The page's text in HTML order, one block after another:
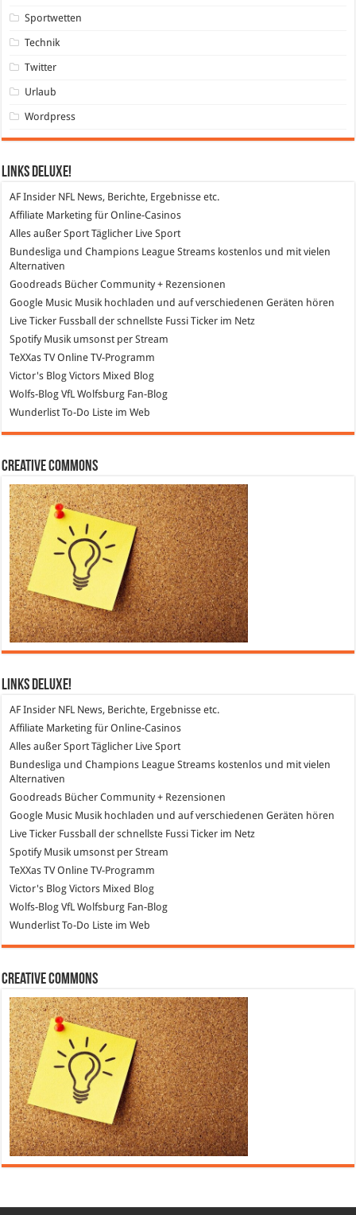
Sportwetten
Technik
Twitter
Urlaub
Wordpress
Links DeLuXe!
AF Insider NFL News, Berichte, Ergebnisse etc.
Affiliate Marketing für Online-Casinos
Alles außer Sport Täglicher Live Sport
Bundesliga und Champions League Streams kostenlos und mit vielen
Alternativen
Goodreads Bücher Community + Rezensionen
Google Music Musik hochladen und auf verschiedenen Geräten hören
Live Ticker Fussball der schnellste Fussi Ticker im Netz
SpotifyMusik umsonst per Stream
TeXXas TVOnline TV-Programm
Victor's Blog Victors Mixed Blog
Wolfs-Blog VfL Wolfsburg Fan-Blog
Wunderlist To-Do Liste im Web
Creative Commons
Links DeLuXe!
AF Insider NFL News, Berichte, Ergebnisse etc.
Affiliate Marketing für Online-Casinos
Alles außer SportTäglicher Live Sport
Bundesliga und Champions League Streams kostenlos und mit vielen
Alternativen
Goodreads Bücher Community + Rezensionen
Google Music Musik hochladen und auf verschiedenen Geräten hören
Live Ticker Fussball
der schnellste Fussi Ticker im Netz
SpotifyMusik umsonst per Stream
TeXXas TVOnline TV-Programm
Victor's Blog Victors Mixed Blog
Wolfs-Blog VfL Wolfsburg Fan-Blog
WunderlistTo-Do Liste im Web
Creative Commons